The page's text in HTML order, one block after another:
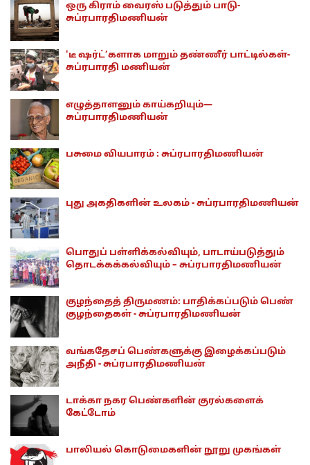
ஒரு கிராம் வைரஸ் படுத்தும் பாடு-
சுப்ரபாரதிமணியன்
'டீ ஷர்ட்’களாக மாறும் தண்ணீர் பாட்டில்கள்-
சுப்ரபாரதி மணியன்
எழுத்தாளனும் காய்கறியும்—
சுப்ரபாரதிமணியன்
பசுமை வியபாரம் : சுப்ரபாரதிமணியன்
புது அகதிகளின் உலகம் - சுப்ரபாரதிமணியன்
பொதுப் பள்ளிக்கல்வியும், பாடாய்படுத்தும்
தொடக்கக்கல்வியும் – சுப்ரபாரதிமணியன்
குழந்தைத் திருமணம்: பாதிக்கப்படும் பெண்
குழந்தைகள் - சுப்ரபாரதிமணியன்
வங்கதேசப் பெண்களுக்கு இழைக்கப்படும்
அநீதி - சுப்ரபாரதிமணியன்
டாக்கா நகர பெண்களின் குரல்களைக்
கேட்டோம்
பாலியல் கொடுமைகளின் நூறு முகங்கள்